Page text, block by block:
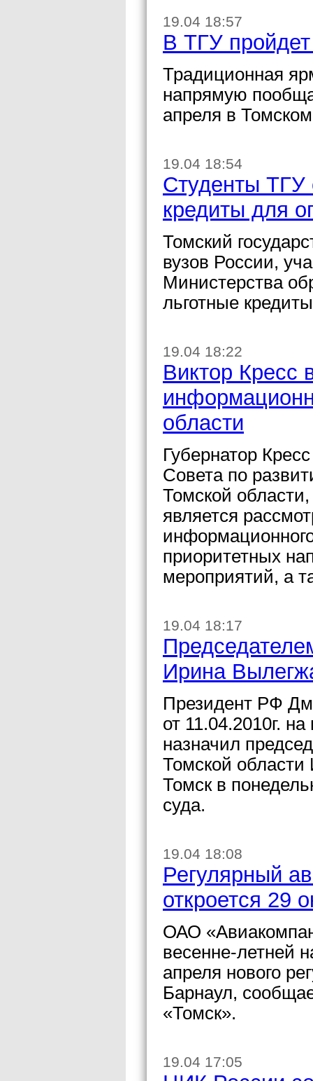
19.04 18:57
В ТГУ
Традиционная
напрямую
апреля в
19.04 18:54
Студенты ТГУ
кредиты для
Томский
вузов России,
Министерства
льготные
19.04 18:22
Виктор Кресс
области
Губернатор
Совета по
Томской
является
приоритетных
мероприятий, а
19.04 18:17
Ирина
Президент РФ
от 11.04.2010г.
назначил
Томской
Томск в
суда.
19.04 18:08
Регулярный
откроется 29
ОАО
весенне-летней
апреля нового
Барнаул,
«Томск».
19.04 17:05